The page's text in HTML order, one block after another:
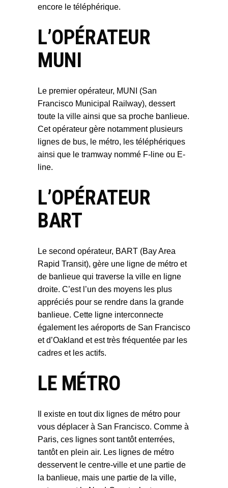
encore le téléphérique.
L’OPÉRATEUR
MUNI
Le premier opérateur, MUNI (San
Francisco Municipal Railway), dessert
toute la ville ainsi que sa proche banlieue.
Cet opérateur gère notamment plusieurs
lignes de bus, le métro, les téléphériques
ainsi que le tramway nommé F-line ou E-
line.
L’OPÉRATEUR
BART
Le second opérateur, BART (Bay Area
Rapid Transit), gère une ligne de métro et
de banlieue qui traverse la ville en ligne
droite. C’est l’un des moyens les plus
appréciés pour se rendre dans la grande
banlieue. Cette ligne interconnecte
également les aéroports de San Francisco
et d’Oakland et est très fréquentée par les
cadres et les actifs.
LE MÉTRO
Il existe en tout dix lignes de métro pour
vous déplacer à San Francisco. Comme à
Paris, ces lignes sont tantôt enterrées,
tantôt en plein air. Les lignes de métro
desservent le centre-ville et une partie de
la banlieue, mais une partie de la ville,